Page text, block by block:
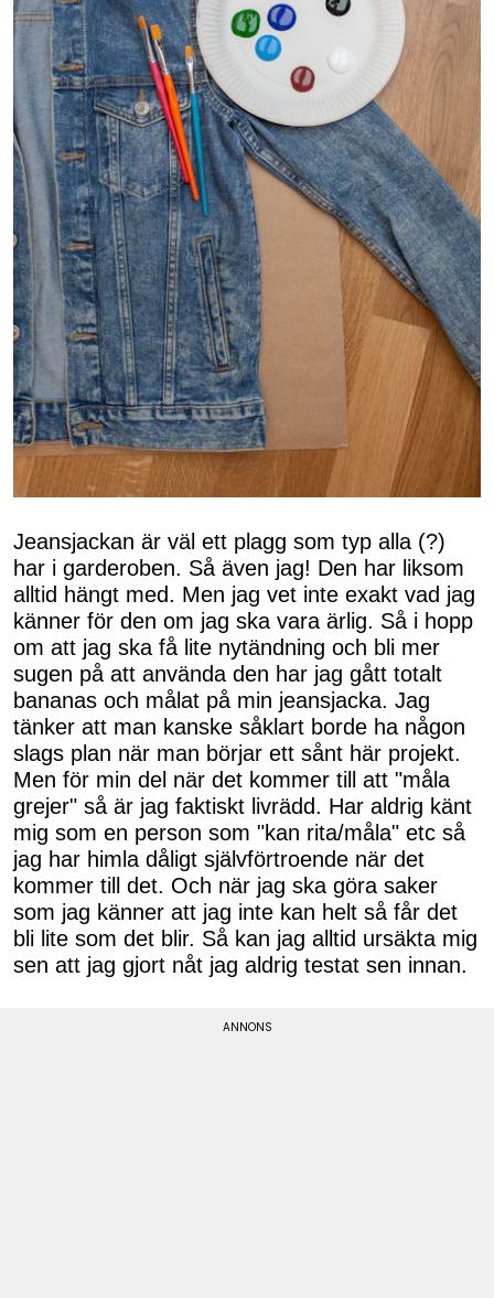
Jeansjackan är väl ett plagg som typ alla (?)
har i garderoben. Så även jag! Den har liksom
alltid hängt med. Men jag vet inte exakt vad jag
känner för den om jag ska vara ärlig. Så i hopp
om att jag ska få lite nytändning och bli mer
sugen på att använda den har jag gått totalt
bananas och målat på min jeansjacka. Jag
tänker att man kanske såklart borde ha någon
slags plan när man börjar ett sånt här projekt.
Men för min del när det kommer till att "måla
grejer" så är jag faktiskt livrädd. Har aldrig känt
mig som en person som "kan rita/måla" etc så
jag har himla dåligt självförtroende när det
kommer till det. Och när jag ska göra saker
som jag känner att jag inte kan helt så får det
bli lite som det blir. Så kan jag alltid ursäkta mig
sen att jag gjort nåt jag aldrig testat sen innan.